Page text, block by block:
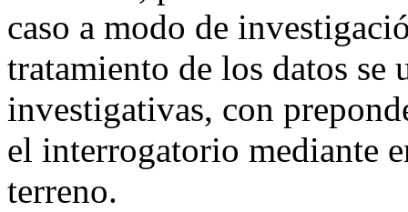
caso a modo de
tratamiento de los datos se
investigativas, con
el interrogatorio mediante
terreno.